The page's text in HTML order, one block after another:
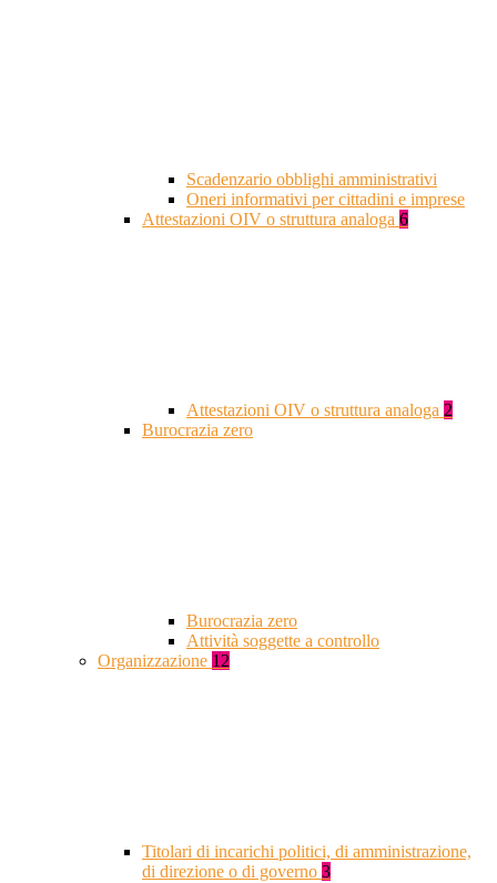
Scadenzario obblighi amministrativi
Oneri informativi per cittadini e imprese
Attestazioni OIV o struttura analoga 6
Attestazioni OIV o struttura analoga 2
Burocrazia zero
Burocrazia zero
Attività soggette a controllo
Organizzazione 12
Titolari di incarichi politici, di amministrazione,
di direzione o di governo 3